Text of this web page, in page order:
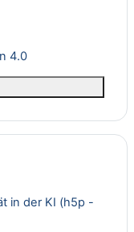
4.0Interaktiver Inhalt
in der KI (h5p -